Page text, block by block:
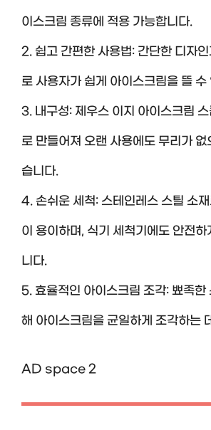
이스크림 종류에 적용 가능합니다.
2. 쉽고 간편한 사용법: 간단한 디자
로 사용자가 쉽게 아이스크림을 뜰 수
3. 내구성: 제우스 이지 아이스크림
로 만들어져 오랜 사용에도 무리가
습니다.
4. 손쉬운 세척: 스테인레스 스틸 소
이 용이하며, 식기 세척기에도 안전
니다.
5. 효율적인 아이스크림 조각: 뾰족한
해 아이스크림을 균일하게 조각하는
AD space 2